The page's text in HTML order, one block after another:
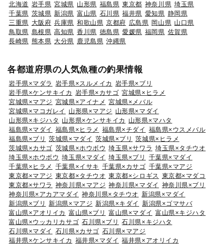
北海道 岩手県 宮城県 山形県 福島県 東京都 神奈川県 埼玉県
千葉県 茨城県 新潟県 富山県 石川県 福井県 愛知県 静岡県
三重県 大阪府 兵庫県 和歌山県 京都府 広島県 岡山県 山口県
鳥取県 島根県 高知県 香川県 徳島県 愛媛県 福岡県 佐賀県
長崎県 熊本県 大分県 鹿児島県 沖縄県
各都道府県の人気魚種の釣果情報
岩手県×マダラ 岩手県×スルメイカ 岩手県×ブリ
岩手県×ケンサキイカ 岩手県×カサゴ 宮城県×ヒラメ
宮城県×マアジ 宮城県×アイナメ 宮城県×メバル
宮城県×マコガレイ
山形県×マアジ 山形県×マダイ
山形県×キジハタ 山形県×ケンサキイカ
山形県×マハタ
福島県×マダイ 福島県×ヒラメ 福島県×チダイ 福島県×ウスメバル
福島県×ブリ
茨城県×マダイ 茨城県×ブリ
茨城県×ヒラメ
茨城県×カサゴ 茨城県×ホウボウ 埼玉県×サワラ 埼玉県×タチウオ
埼玉県×ホウボウ 埼玉県×マダイ 埼玉県×ブリ
千葉県×マダイ
千葉県×ヒラメ 千葉県×イサキ 千葉県×カサゴ 千葉県×マアジ
東京都×マアジ 東京都×タチウオ 東京都×シロギス 東京都×マダコ
東京都×サワラ 神奈川県×マアジ 神奈川県×マダイ 神奈川県×ブリ
神奈川県×アカアマダイ 神奈川県×タチウオ 新潟県×マダイ
新潟県×ブリ
新潟県×マアジ 新潟県×キダイ
新潟県×ゴマサバ
富山県×アオリイカ 富山県×ブリ 富山県×マダイ 富山県×キジハタ
富山県×ウッカリカサゴ 石川県×ブリ
石川県×キジハタ
石川県×マダイ 石川県×カサゴ 石川県×マアジ
福井県×ケンサキイカ 福井県×マダイ 福井県×アオリイカ